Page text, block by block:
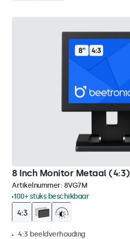
8 Inch Monitor Metaal (4:3)
Artikelnummer: 8VG7M
100+ stuks beschikbaar
4:3 beeldverhouding